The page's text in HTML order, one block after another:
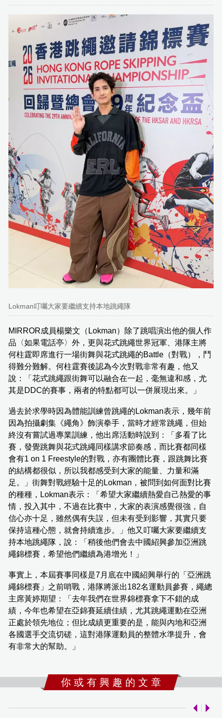
Lokman叮囑大家要繼續支持本地跳繩隊
MIRROR成員楊樂文（Lokman）除了跳唱演出他的個人作
品〈如果電話亭〉外，更與花式跳繩世界冠軍、港隊主將
何柱霆即席進行一場街舞與花式跳繩的Battle（對戰），鬥
得難分難解。何柱霆賽後認為今次對戰非常有趣，他又
說：「花式跳繩跟街舞可以融合在一起，毫無違和感，尤
其是DDC的賽事，兩者的特點都可以一併展現出來。」
過去於求學時因為體能訓練曾跳繩的Lokman表示，幾年前
因為拍攝劇集《繩角》飾演拳手，當時才經常跳繩，但始
終沒有嘗試過專業訓練，他出席活動時說到：「多看了比
賽，發覺跳舞與花式跳繩同樣講求節奏感，而比賽都同樣
會有1 on 1 Freestyle的對戰，亦有團體比賽，跟跳舞比賽
的結構都很似，所以我都感受到大家的能量、力量和滿
足。」街舞對戰經驗十足的Lokman，被問到如何面對比賽
的種種，Lokman表示：「希望大家繼續熱愛自己熱愛的事
情，投入其中，不過在比賽中，大家的表演感覺很強，自
信心亦十足，雖然偶有失誤，但未有受到影響，其實只要
保持這種心態，就會持續進步。」他又叮囑大家要繼續支
持本地跳繩隊，說：「稍後他們會去中國紹興參加亞洲跳
繩錦標賽，希望他們繼續為港增光！」
事實上，本屆賽事同樣是7月底在中國紹興舉行的「亞洲跳
繩錦標賽」之前哨戰，港隊將派出182名運動員參賽，繩總
主席黃婷期望：「去年我們在世界錦標賽拿下不錯的成
績，今年也希望在亞錦賽延續佳績，尤其跳繩運動在亞洲
正處於領先地位；但比成績更重要的是，能與內地和亞洲
各國選手交流切磋，這對港隊運動員的整體水準提升，會
有非常大的幫助。」
你 或 有 興 趣 的 文 章